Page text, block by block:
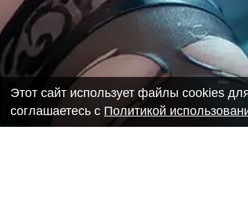
Этот сайт использует файлы cookies
соглашаетесь с Политикой